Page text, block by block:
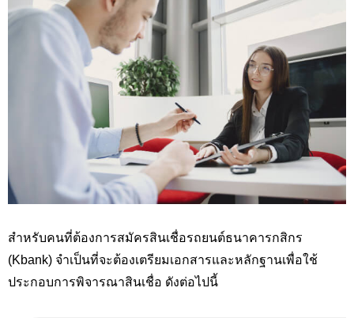
สำหรับคนที่ต้องการสมัครสินเชื่อรถยนต์ธนาคารกสิกร
(Kbank) จำเป็นที่จะต้องเตรียมเอกสารและหลักฐานเพื่อใช้
ประกอบการพิจารณาสินเชื่อ ดังต่อไปนี้